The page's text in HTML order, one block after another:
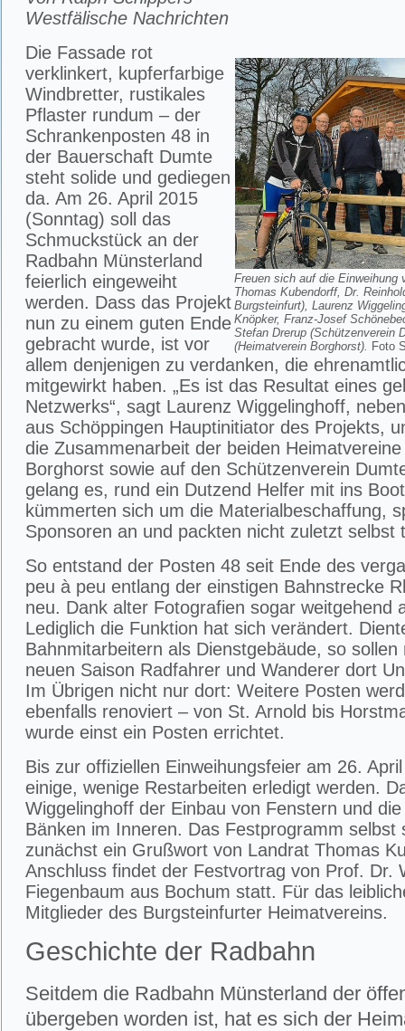
Westfälische Nachrichten
Freuen sich auf die Einweihung
Thomas Kubendorff, Dr.
Burgsteinfurt), Laurenz
Knöpker, Franz-Josef
Stefan Drerup (Schützenverein
(Heimatverein Borghorst). Foto
Die Fassade rot
verklinkert, kupferfarbige
Windbretter, rustikales
Pflaster rundum – der
Schrankenposten 48 in
der Bauerschaft Dumte
steht solide und gediegen
da. Am 26. April 2015
(Sonntag) soll das
Schmuckstück an der
Radbahn Münsterland
feierlich eingeweiht
werden. Dass das Projekt
nun zu einem guten Ende
gebracht wurde, ist vor
allem denjenigen zu verdanken, die
mitgewirkt haben. „Es ist das Resultat eines
Netzwerks“, sagt Laurenz Wiggelinghoff,
aus Schöppingen Hauptinitiator des Projekts,
die Zusammenarbeit der beiden
Borghorst sowie auf den Schützenverein
gelang es, rund ein Dutzend Helfer mit ins
kümmerten sich um die Materialbeschaffung,
Sponsoren an und packten nicht zuletzt selbst
So entstand der Posten 48 seit Ende des
peu à peu entlang der einstigen Bahnstrecke
neu. Dank alter Fotografien sogar weitgehend
Lediglich die Funktion hat sich verändert.
Bahnmitarbeitern als Dienstgebäude, so sollen
neuen Saison Radfahrer und Wanderer dort
Im Übrigen nicht nur dort: Weitere Posten
ebenfalls renoviert – von St. Arnold bis
wurde einst ein Posten errichtet.
Bis zur offiziellen Einweihungsfeier am 26.
einige, wenige Restarbeiten erledigt werden.
Wiggelinghoff der Einbau von Fenstern und
Bänken im Inneren. Das Festprogramm selbst
zunächst ein Grußwort von Landrat Thomas
Anschluss findet der Festvortrag von Prof. Dr.
Fiegenbaum aus Bochum statt. Für das
Mitglieder des Burgsteinfurter Heimatvereins.
Geschichte der Radbahn
Seitdem die Radbahn Münsterland der
übergeben worden ist, hat es sich der